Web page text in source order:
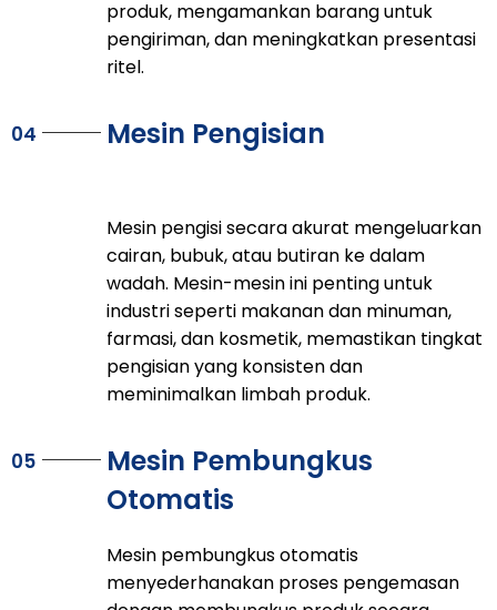
produk, mengamankan barang untuk
pengiriman, dan meningkatkan presentasi
ritel.
04 Mesin Pengisian
Mesin pengisi secara akurat mengeluarkan
cairan, bubuk, atau butiran ke dalam
wadah. Mesin-mesin ini penting untuk
industri seperti makanan dan minuman,
farmasi, dan kosmetik, memastikan tingkat
pengisian yang konsisten dan
meminimalkan limbah produk.
05
Mesin Pembungkus
Otomatis
Mesin pembungkus otomatis
menyederhanakan proses pengemasan